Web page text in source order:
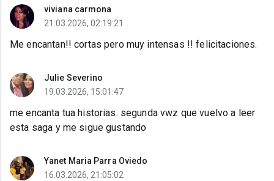
viviana carmona
21.03.2026, 02:19:21
Me encantan!! cortas pero muy intensas !! felicitaciones.
Julie Severino
19.03.2026, 15:01:47
me encanta tua historias. segunda vwz que vuelvo a leer
esta saga y me sigue gustando
Yanet Maria Parra Oviedo
16.03.2026, 21:05:02